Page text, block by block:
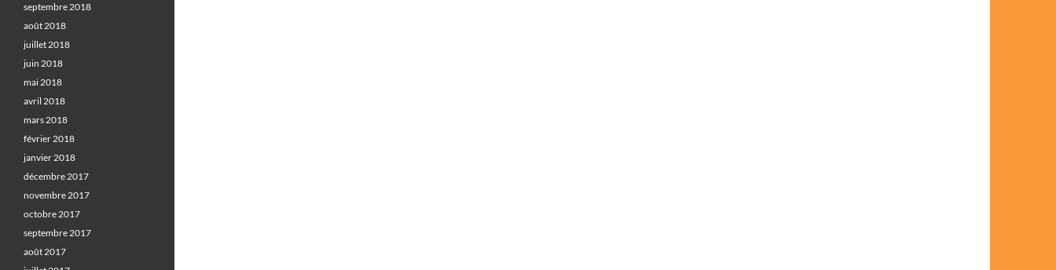
septembre 2018
août 2018
juillet 2018
juin 2018
mai 2018
avril 2018
mars 2018
février 2018
janvier 2018
décembre 2017
novembre 2017
octobre 2017
septembre 2017
août 2017